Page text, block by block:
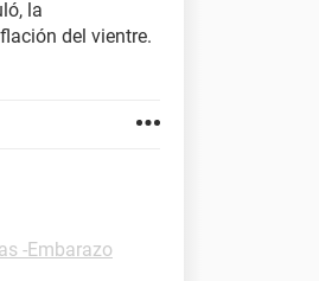
la
del vientre.
-Embarazo